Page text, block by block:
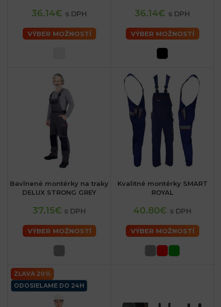
36.14€ s DPH
VÝBER MOŽNOSTÍ
36.14€ s DPH
VÝBER MOŽNOSTÍ
Bavlnené montérky na traky
DELUX STRONG GREY
37.15€ s DPH
VÝBER MOŽNOSTÍ
Kvalitné montérky SMART
ROYAL
40.80€ s DPH
VÝBER MOŽNOSTÍ
ZĽAVA 20%
ODOSIELAME DO 24H